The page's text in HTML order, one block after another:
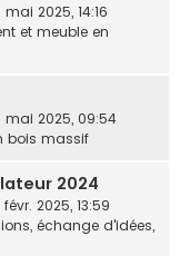
mai 2025, 14:16
et meuble en
mai 2025, 09:54
bois massif
2024
févr. 2025, 13:59
échange d'idées,